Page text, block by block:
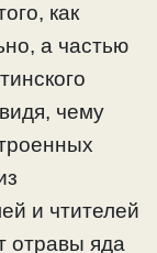
как
а частью
чему
и чтителей
отравы яда